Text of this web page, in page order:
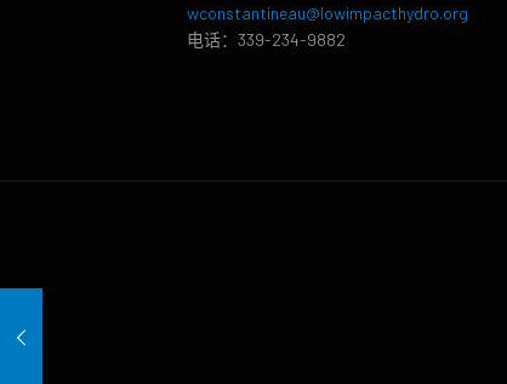
wconstantineau@lowimpacthydro.org
电话：339-234-9882